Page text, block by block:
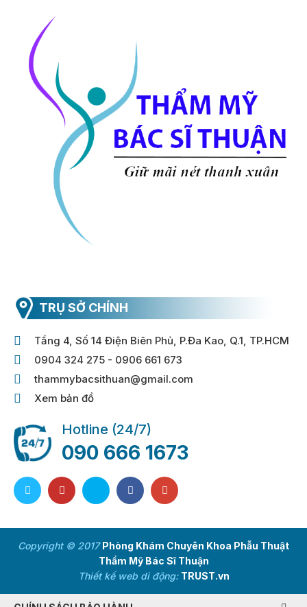
TRỤ SỞ CHÍNH
Tầng 4, Số 14 Điện Biên Phủ, P.Đa Kao, Q.1, TP.HCM
0904 324 275 - 0906 661 673
thammybacsithuan@gmail.com
Xem bản đồ
Hotline (24/7)
090 666 1673
Copyright © 2017Phòng Khám Chuyên Khoa Phẫu Thuật
Thẩm Mỹ Bác Sĩ Thuận
Thiết kế web di động: TRUST.vn